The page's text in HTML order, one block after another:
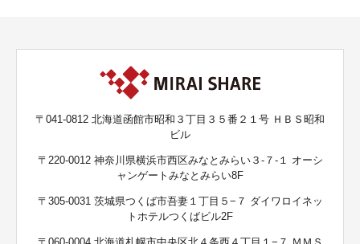
〒041-0812 北海道函館市昭和３丁目３５番２１号 ＨＢＳ昭和
ビル
〒220-0012 神奈川県横浜市西区みなとみらい３-７-１ オーシ
ャンゲートみなとみらい8F
〒305-0031 茨城県つくば市吾妻１丁目５−７ ダイワロイネッ
トホテルつくばビル2F